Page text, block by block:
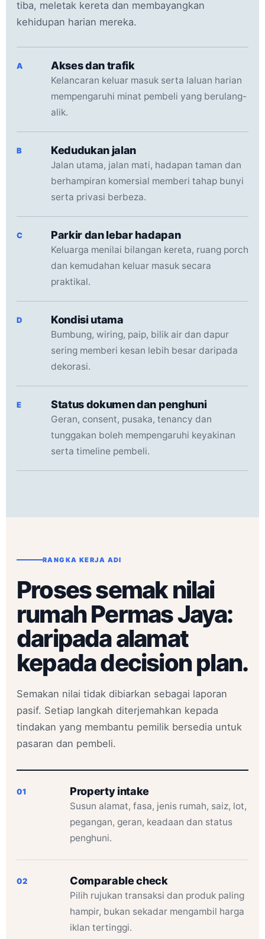
tiba, meletak kereta dan membayangkan
kehidupan harian mereka.
A Akses dan trafik
Kelancaran keluar masuk serta laluan harian
mempengaruhi minat pembeli yang berulang-
alik.
B Kedudukan jalan
Jalan utama, jalan mati, hadapan taman dan
berhampiran komersial memberi tahap bunyi
serta privasi berbeza.
C Parkir dan lebar hadapan
Keluarga menilai bilangan kereta, ruang porch
dan kemudahan keluar masuk secara
praktikal.
D Kondisi utama
Bumbung, wiring, paip, bilik air dan dapur
sering memberi kesan lebih besar daripada
dekorasi.
E Status dokumen dan penghuni
Geran, consent, pusaka, tenancy dan
tunggakan boleh mempengaruhi keyakinan
serta timeline pembeli.
RANGKA KERJA ADI
Proses semak nilai
rumah Permas Jaya:
daripada alamat
kepada decision plan.
Semakan nilai tidak dibiarkan sebagai laporan
pasif. Setiap langkah diterjemahkan kepada
tindakan yang membantu pemilik bersedia untuk
pasaran dan pembeli.
01 Property intake
Susun alamat, fasa, jenis rumah, saiz, lot,
pegangan, geran, keadaan dan status
penghuni.
02 Comparable check
Pilih rujukan transaksi dan produk paling
hampir, bukan sekadar mengambil harga
iklan tertinggi.